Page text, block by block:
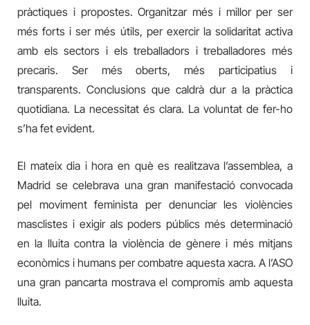
pràctiques i propostes. Organitzar més i millor per ser
més forts i ser més útils, per exercir la solidaritat activa
amb els sectors i els treballadors i treballadores més
precaris. Ser més oberts, més participatius i
transparents. Conclusions que caldrà dur a la pràctica
quotidiana. La necessitat és clara. La voluntat de fer-ho
s’ha fet evident.
El mateix dia i hora en què es realitzava l’assemblea, a
Madrid se celebrava una gran manifestació convocada
pel moviment feminista per denunciar les violències
masclistes i exigir als poders públics més determinació
en la lluita contra la violència de gènere i més mitjans
econòmics i humans per combatre aquesta xacra. A l’ASO
una gran pancarta mostrava el compromís amb aquesta
lluita.